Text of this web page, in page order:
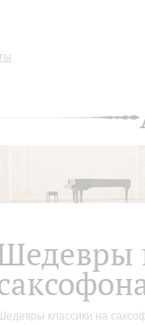
классики на